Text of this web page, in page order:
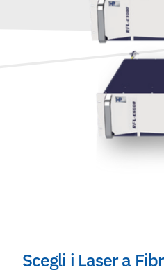
Scegli i Laser a